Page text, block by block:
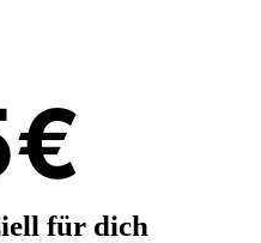
für dich